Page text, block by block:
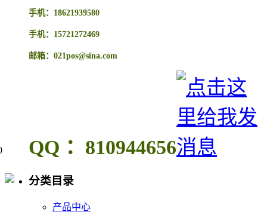
手机：18621939580
手机：15721272469
邮箱：021pos@sina.com
QQ ：810944656
分类目录
产品中心